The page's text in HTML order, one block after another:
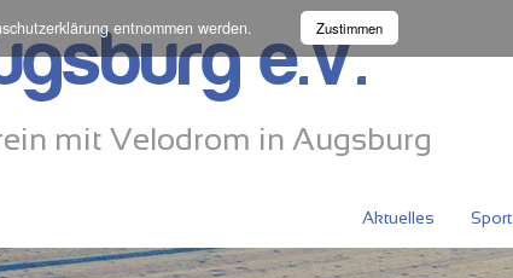
entnommen werden. Zustimmen
e.V.
mit Velodrom in Augsburg
Aktuelles Sport